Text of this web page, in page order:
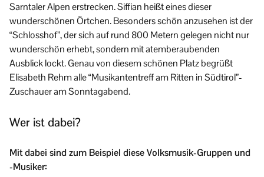
Sarntaler Alpen erstrecken. Siffian heißt eines dieser
wunderschönen Örtchen. Besonders schön anzusehen ist der
“Schlosshof”, der sich auf rund 800 Metern gelegen nicht nur
wunderschön erhebt, sondern mit atemberaubenden
Ausblick lockt. Genau von diesem schönen Platz begrüßt
Elisabeth Rehm alle “Musikantentreff am Ritten in Südtirol”-
Zuschauer am Sonntagabend.
Wer ist dabei?
Mit dabei sind zum Beispiel diese Volksmusik-Gruppen und
-Musiker: